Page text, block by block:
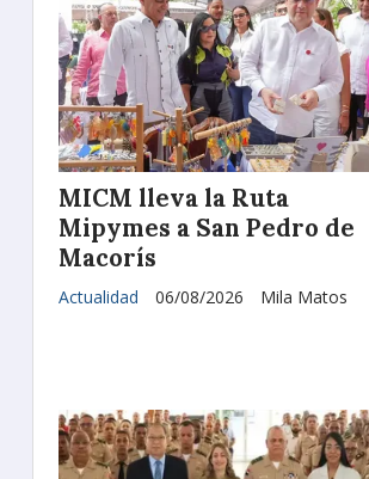
MICM lleva la Ruta
Mipymes a San Pedro de
Macorís
Mila Matos
Actualidad 06/08/2026